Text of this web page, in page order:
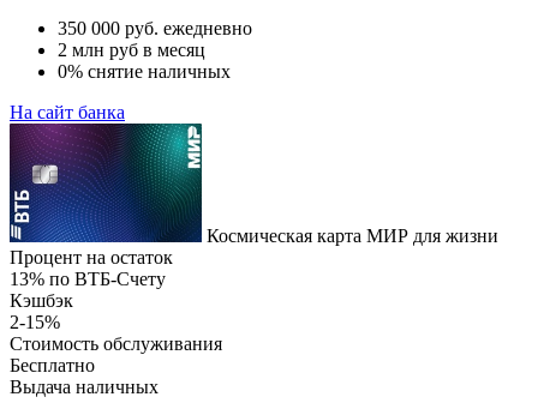
350 000 руб. ежедневно
2 млн руб в месяц
0% снятие наличных
На сайт банка
Космическая карта МИР для жизни
Процент на остаток
13% по ВТБ-Счету
Кэшбэк
2-15%
Стоимость обслуживания
Бесплатно
Выдача наличных